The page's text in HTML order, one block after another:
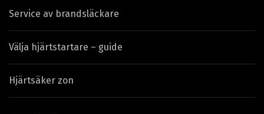
Service av brandsläckare
Välja hjärtstartare – guide
Hjärtsäker zon